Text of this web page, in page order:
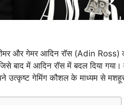
और गेमर आदिन रॉस (Adin Ross)
बाद में आदिन रॉस में बदल दिया
उत्कृष्ट गेमिंग कौशल के माध्यम से